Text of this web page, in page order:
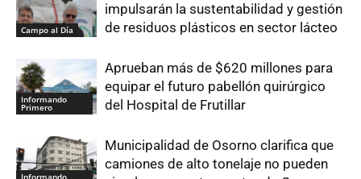
Campo al Día
impulsarán la sustentabilidad y gestión
de residuos plásticos en sector lácteo
Informando
Primero
Aprueban más de $620 millones para
equipar el futuro pabellón quirúrgico
del Hospital de Frutillar
Informando
Municipalidad de Osorno clarifica que
camiones de alto tonelaje no pueden